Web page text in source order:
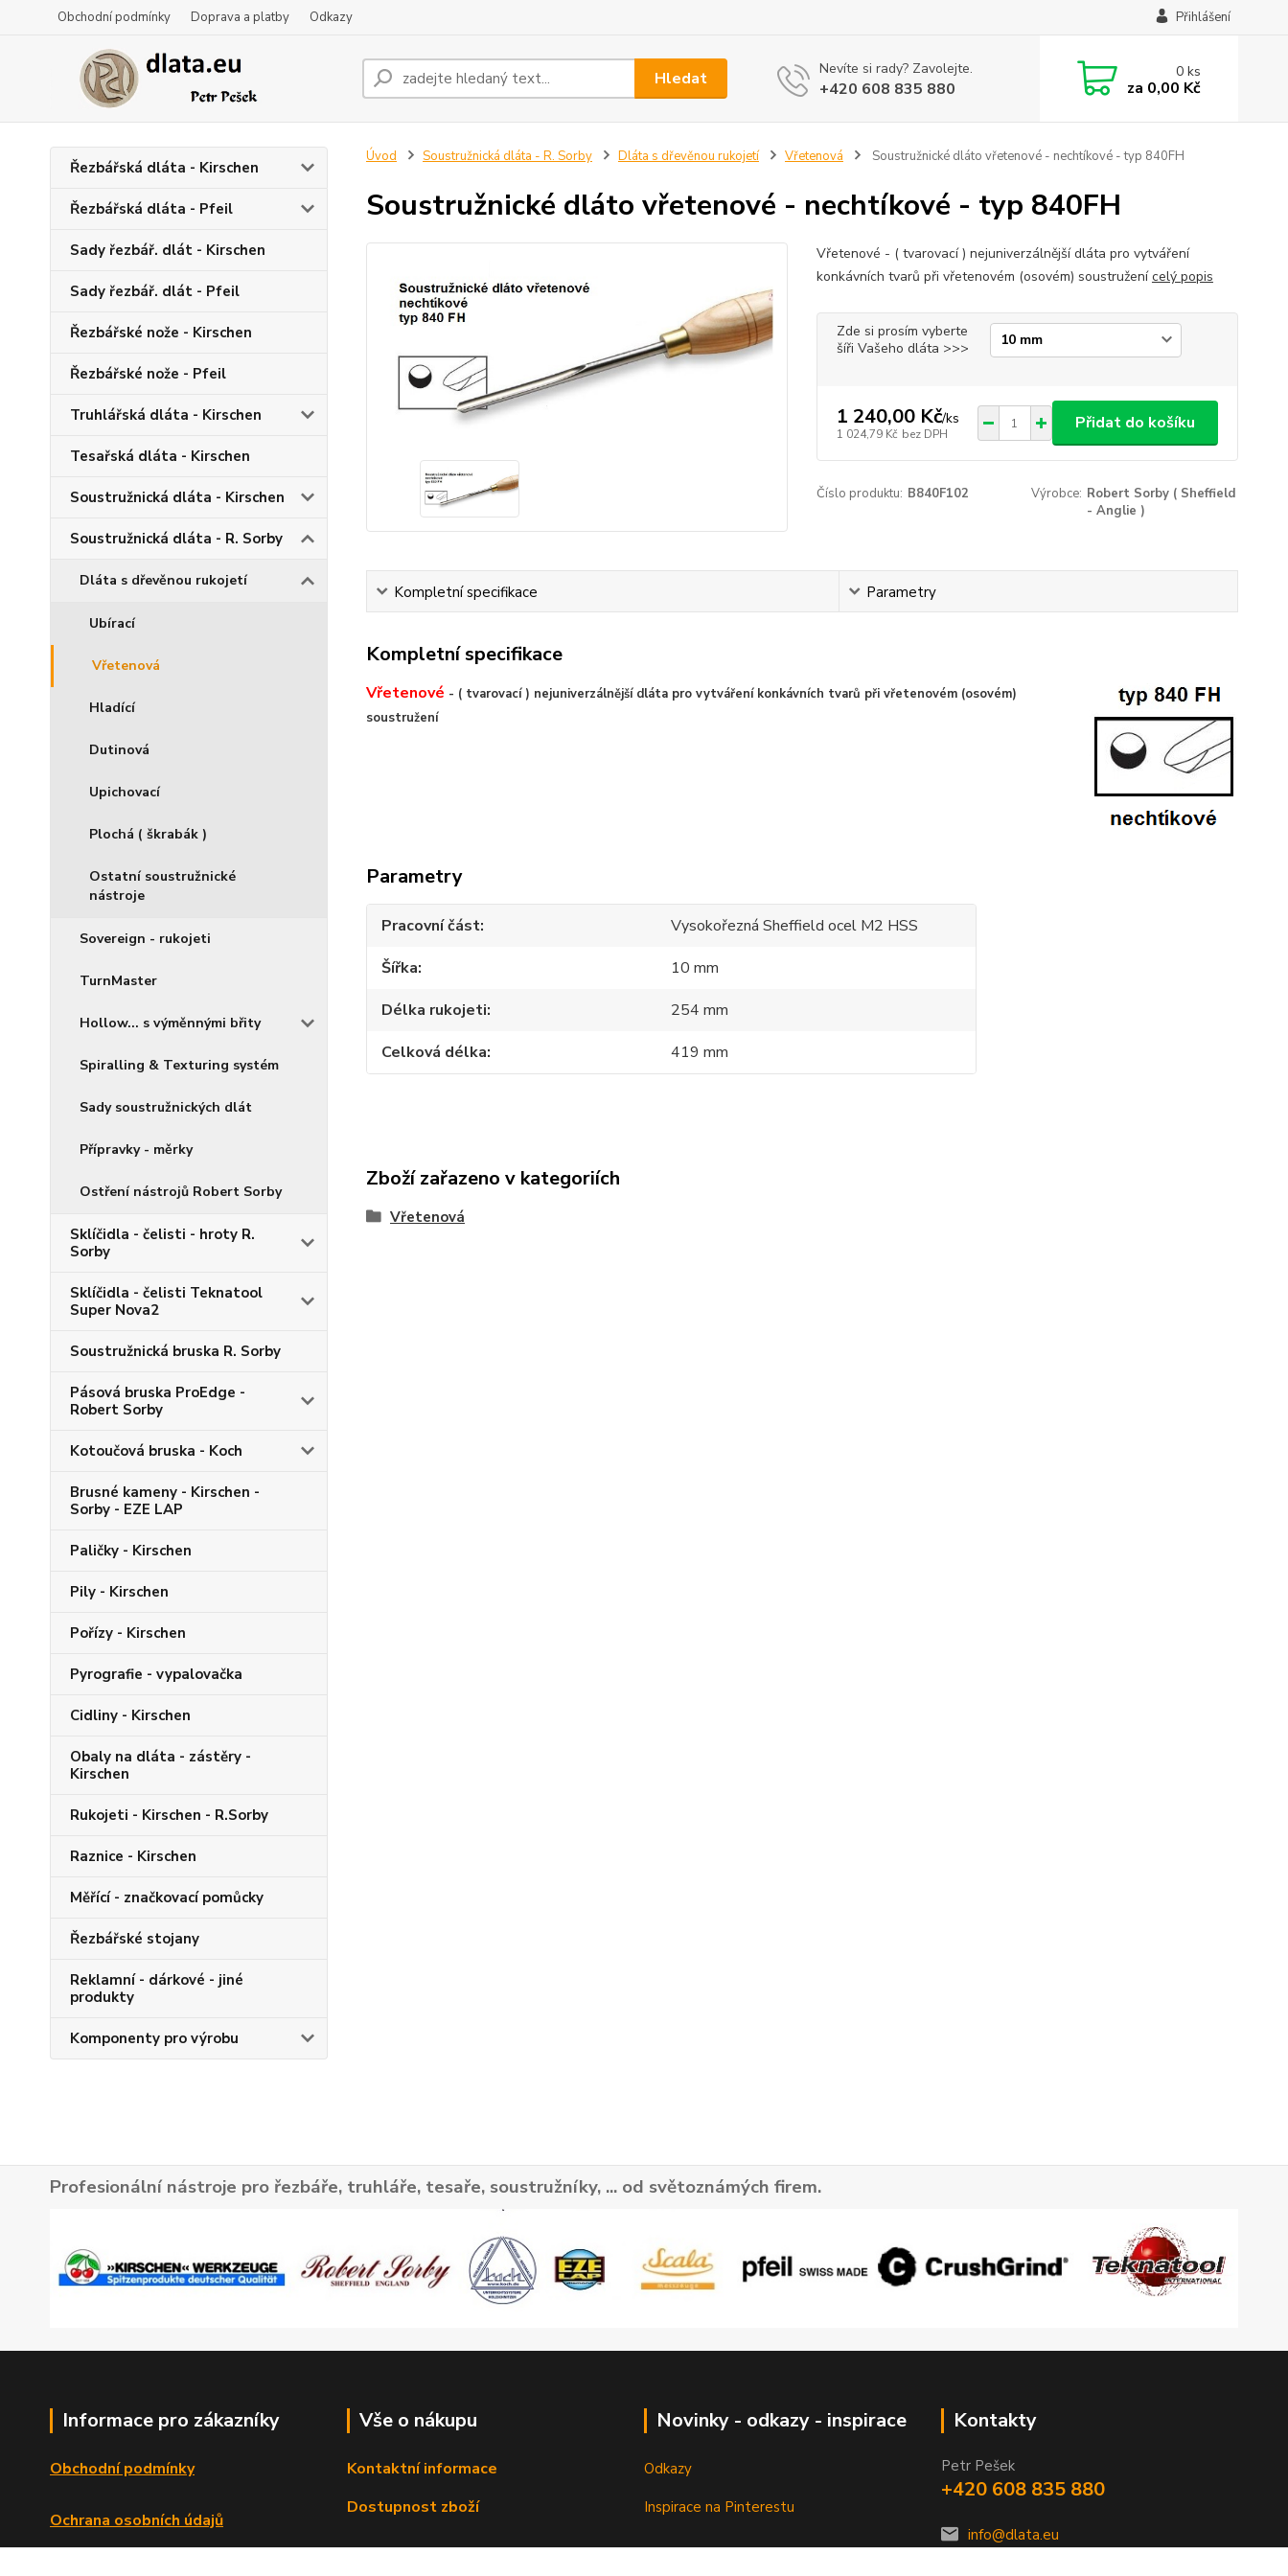
Obchodní podmínky Doprava a platby Odkazy Přihlášení
Hledat Nevíte si rady? Zavolejte.
+420 608 835 880
0ks
za 0,00 Kč
Řezbářská dláta - Kirschen
Řezbářská dláta - Pfeil
Sady řezbář. dlát - Kirschen
Sady řezbář. dlát - Pfeil
Řezbářské nože - Kirschen
Řezbářské nože - Pfeil
Truhlářská dláta - Kirschen
Tesařská dláta - Kirschen
Soustružnická dláta - Kirschen
Soustružnická dláta - R. Sorby
Dláta s dřevěnou rukojetí
Ubírací
Vřetenová
Hladící
Dutinová
Upichovací
Plochá ( škrabák )
Ostatní soustružnické
nástroje
Sovereign - rukojeti
TurnMaster
Hollow... s výměnnými břity
Spiralling & Texturing systém
Sady soustružnických dlát
Přípravky - měrky
Ostření nástrojů Robert Sorby
Sklíčidla - čelisti - hroty R.
Sorby
Sklíčidla - čelisti Teknatool
Super Nova2
Soustružnická bruska R. Sorby
Pásová bruska ProEdge -
Robert Sorby
Kotoučová bruska - Koch
Brusné kameny - Kirschen -
Sorby - EZE LAP
Paličky - Kirschen
Pily - Kirschen
Pořízy - Kirschen
Pyrografie - vypalovačka
Cidliny - Kirschen
Obaly na dláta - zástěry -
Kirschen
Rukojeti - Kirschen - R.Sorby
Raznice - Kirschen
Měřící - značkovací pomůcky
Řezbářské stojany
Reklamní - dárkové - jiné
produkty
Komponenty pro výrobu
Úvod Soustružnická dláta - R. Sorby Dláta s dřevěnou rukojetí Vřetenová Soustružnické dláto vřetenové - nechtíkové - typ 840FH
Soustružnické dláto vřetenové - nechtíkové - typ 840FH
Vřetenové - ( tvarovací ) nejuniverzálnější dláta pro vytváření
konkávních tvarů při vřetenovém (osovém) soustruženícelý popis
Zde si prosím vyberte
šíři Vašeho dláta >>>
1 240,00 Kč/ks
1 024,79 Kč bez DPH
Přidat do košíku
Číslo produktu: B840F102 Výrobce: Robert Sorby ( Sheffield
- Anglie )
Kompletní specifikace Parametry
Kompletní specifikace
Vřetenové - ( tvarovací ) nejuniverzálnější dláta pro vytváření konkávních tvarů při vřetenovém (osovém)
soustružení
Parametry
Pracovní část
Vysokořezná Sheffield ocel M2 HSS
Šířka
10 mm
Délka rukojeti
254 mm
Celková délka
419 mm
Zboží zařazeno v kategoriích
Vřetenová
Profesionální nástroje pro řezbáře, truhláře, tesaře, soustružníky, ... od světoznámých firem.
Informace pro zákazníky
Obchodní podmínky
Ochrana osobních údajů
Vše o nákupu
Kontaktní informace
Dostupnost zboží
Novinky - odkazy - inspirace
Odkazy
Inspirace na Pinterestu
Kontakty
Petr Pešek
+420 608 835 880
info@dlata.eu